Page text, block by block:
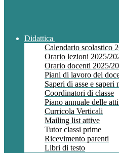
Didattica
Calendario scolastico
Orario lezioni 2025/
Orario docenti 2025/
Piani di lavoro dei
Saperi di asse e saperi
Coordinatori di classe
Piano annuale delle
Curricola Verticali
Mailing list attive
Tutor classi prime
Ricevimento parenti
Libri di testo